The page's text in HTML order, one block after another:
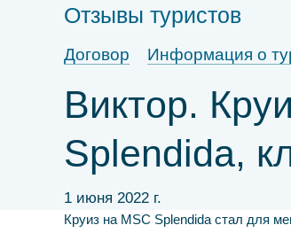
Отзывы туристов
Договор Информация о
Виктор.
Splendida,
1 июня 2022 г.
Круиз на MSC Splendida стал для